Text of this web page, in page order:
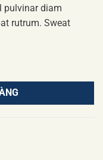
pulvinar diam
rutrum. Sweat